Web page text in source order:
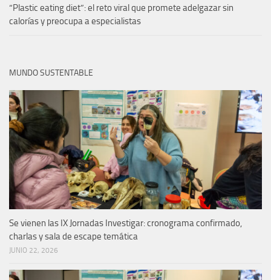
“Plastic eating diet”: el reto viral que promete adelgazar sin
calorías y preocupa a especialistas
MUNDO SUSTENTABLE
Se vienen las IX Jornadas Investigar: cronograma confirmado,
charlas y sala de escape temática
JUNIO 22, 2026